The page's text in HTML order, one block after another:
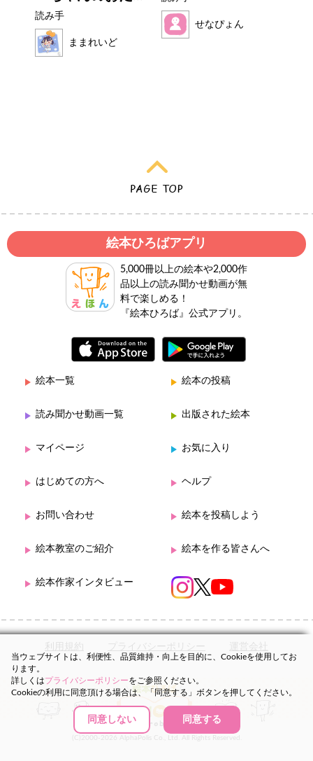
読み手
ままれいど
せなぴょん
絵本ひろばアプリ
5,000冊以上の絵本や2,000作
品以上の読み聞かせ動画が無
料で楽しめる！
『絵本ひろば』公式アプリ。
絵本一覧 絵本の投稿
読み聞かせ動画一覧 出版された絵本
マイページ お気に入り
はじめての方へ ヘルプ
お問い合わせ 絵本を投稿しよう
絵本教室のご紹介 絵本を作る皆さんへ
絵本作家インタビュー
利用規約 プライバシーポリシー 運営会社
(C)2000-2026 AlphaPolis Co., Ltd. All Rights Reserved.
当ウェブサイトは、利便性、品質維持・向上を目的に、Cookieを使用してお
ります。
詳しくはプライバシーポリシーをご参照ください。
Cookieの利用に同意頂ける場合は、「同意する」ボタンを押してください。
同意しない 同意する